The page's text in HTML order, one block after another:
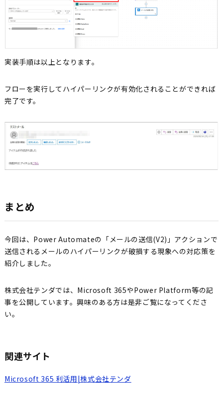
実装手順は以上となります。
フローを実行してハイパーリンクが有効化されることができれば
完了です。
まとめ
今回は、Power Automateの「メールの送信(V2)」アクションで
送信されるメールのハイパーリンクが破損する現象への対応策を
紹介しました。
株式会社テンダでは、Microsoft 365やPower Platform等の記
事を公開しています。興味のある方は是非ご覧になってくださ
い。
関連サイト
Microsoft 365 利活用|株式会社テンダ